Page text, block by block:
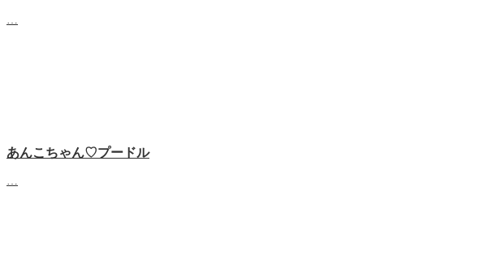
あんこちゃん♡‬プードル